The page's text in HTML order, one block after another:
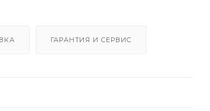
ГАРАНТИЯ И СЕРВИС